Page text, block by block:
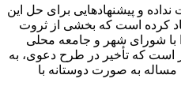
و پیشنهادهایی برای حل این
کرده است که بخشی از ثروت
با شورای شهر و جامعه محلی
است که تأخیر در طرح دعوی، به
به صورت دوستانه با